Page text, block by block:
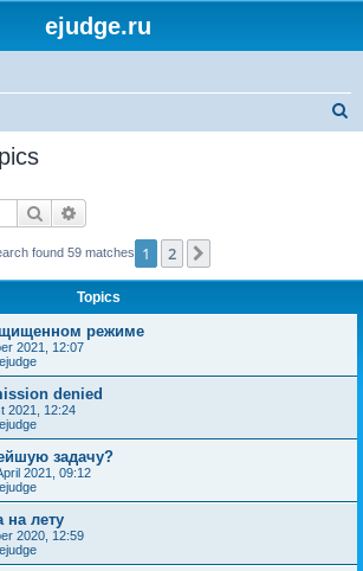
ejudge.ru
Search
found 59 matches 1 2
Topics
режиме
2021, 12:07
denied
2021, 12:24
задачу?
2021, 09:12
на лету
2020, 12:59